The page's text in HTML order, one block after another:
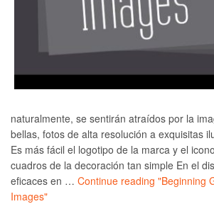
naturalmente, se sentirán atraídos por la
bellas, fotos de alta resolución a exquisitas
Es más fácil el logotipo de la marca y el
cuadros de la decoración tan simple En el
eficaces en … Continue reading "Beginning
Images"